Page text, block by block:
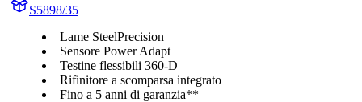
S5898/35
Lame SteelPrecision
Sensore Power Adapt
Testine flessibili 360-D
Rifinitore a scomparsa integrato
Fino a 5 anni di garanzia**